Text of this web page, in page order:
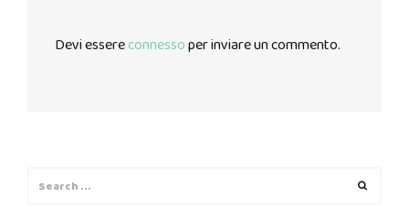
Devi essereconnessoper inviare un commento.
for: